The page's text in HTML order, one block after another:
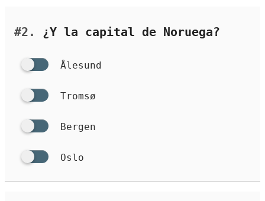
#2. ¿Y la capital de Noruega?
Ålesund
Tromsø
Bergen
Oslo